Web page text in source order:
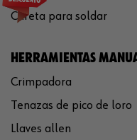
Careta para soldar
HERRAMIENTAS
Crimpadora
Tenazas de pico de loro
Llaves allen